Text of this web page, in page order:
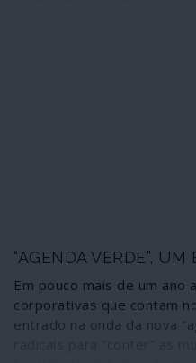
“AGENDA VERDE”,
Em pouco mais de um ano
corporativas que contam
entrado na onda da nova